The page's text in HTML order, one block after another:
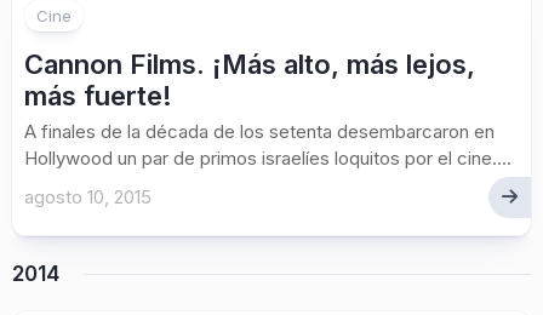
Cine
Cannon Films. ¡Más alto, más lejos,
más fuerte!
A finales de la década de los setenta desembarcaron en
Hollywood un par de primos israelíes loquitos por el cine....
agosto 10, 2015
2014